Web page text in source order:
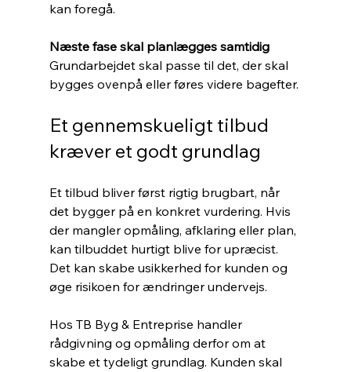
kan foregå.
Næste fase skal planlægges samtidig
Grundarbejdet skal passe til det, der skal
bygges ovenpå eller føres videre bagefter.
Et gennemskueligt tilbud
kræver et godt grundlag
Et tilbud bliver først rigtig brugbart, når
det bygger på en konkret vurdering. Hvis
der mangler opmåling, afklaring eller plan,
kan tilbuddet hurtigt blive for upræcist.
Det kan skabe usikkerhed for kunden og
øge risikoen for ændringer undervejs.
Hos TB Byg & Entreprise handler
rådgivning og opmåling derfor om at
skabe et tydeligt grundlag. Kunden skal